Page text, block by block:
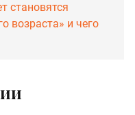
становятся
возраста» и чего